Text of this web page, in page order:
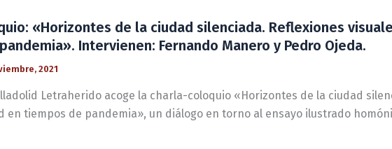
«Horizontes de la ciudad silenciada. Reflexiones
Intervienen: Fernando Manero y Pedro Ojeda.
2021
Letraherido acoge la charla-coloquio «Horizontes de la ciudad
en tiempos de pandemia», un diálogo en torno al ensayo ilustrado